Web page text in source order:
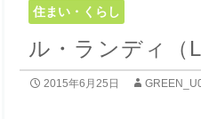
住まい・くらし
ル・ランディ（
2015年6月25日